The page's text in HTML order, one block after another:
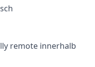
remote innerhalb